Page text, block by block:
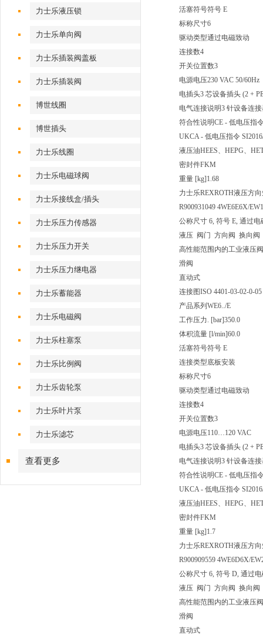
力士乐液压锁
力士乐单向阀
力士乐插装阀盖板
力士乐插装阀
博世线圈
博世插头
力士乐线圈
力士乐电磁球阀
力士乐接线盒/插头
力士乐压力传感器
力士乐压力开关
力士乐压力继电器
力士乐蓄能器
力士乐电磁阀
力士乐柱塞泵
力士乐比例阀
力士乐齿轮泵
力士乐叶片泵
力士乐滤芯
查看更多
活塞符号符号 E
标称尺寸6
驱动类型通过电磁致动
连接数4
开关位置数3
电源电压230 VAC 50/60Hz
电插头3 芯设备插头 (2 +
电气连接说明3 针设备连接
符合性说明CE - 低电压指
UKCA - 低电压指令
液压油HEES、HEPG、
密封件FKM
重量 [kg]1.68
力士乐REXROTH液压方
R900931049 4WE6E6X/
公称尺寸 6, 符号 E, 通过
液压 阀门 方向阀 换向阀
高性能范围内的工业液压
滑阀
直动式
连接图ISO 4401-03-02-0-05
产品系列 WE6../E
工作压力. [bar]350.0
体积流量 [l/min]60.0
活塞符号符号 E
连接类型底板安装
标称尺寸6
驱动类型通过电磁致动
连接数4
开关位置数3
电源电压110…120 VAC
电插头3 芯设备插头 (2 +
电气连接说明3 针设备连接
符合性说明CE - 低电压指
UKCA - 低电压指令
液压油HEES、HEPG、
密封件FKM
重量 [kg]1.7
力士乐REXROTH液压方
R900909559 4WE6D6X/
公称尺寸 6, 符号 D, 通过
液压 阀门 方向阀 换向阀
高性能范围内的工业液压
滑阀
直动式